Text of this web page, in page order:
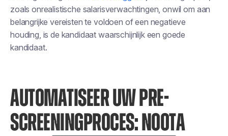
zoals onrealistische salarisverwachtingen, onwil om aan
belangrijke vereisten te voldoen of een negatieve
houding, is de kandidaat waarschijnlijk een goede
kandidaat.
AUTOMATISEER UW PRE-
SCREENINGPROCES: NOOTA